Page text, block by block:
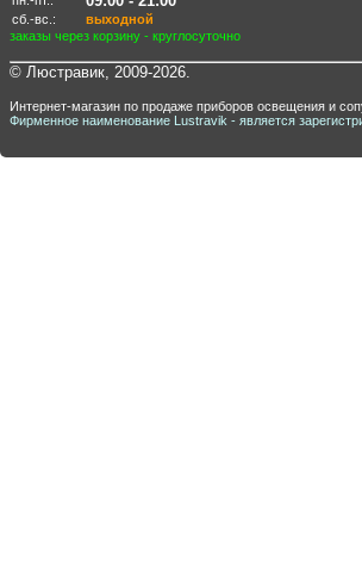
сб.-вс.:
выходной
заказы через корзину - круглосуточно
© Люстравик, 2009-2026.
Интернет-магазин по продаже приборов освещения и
Фирменное наименование Lustravik - является